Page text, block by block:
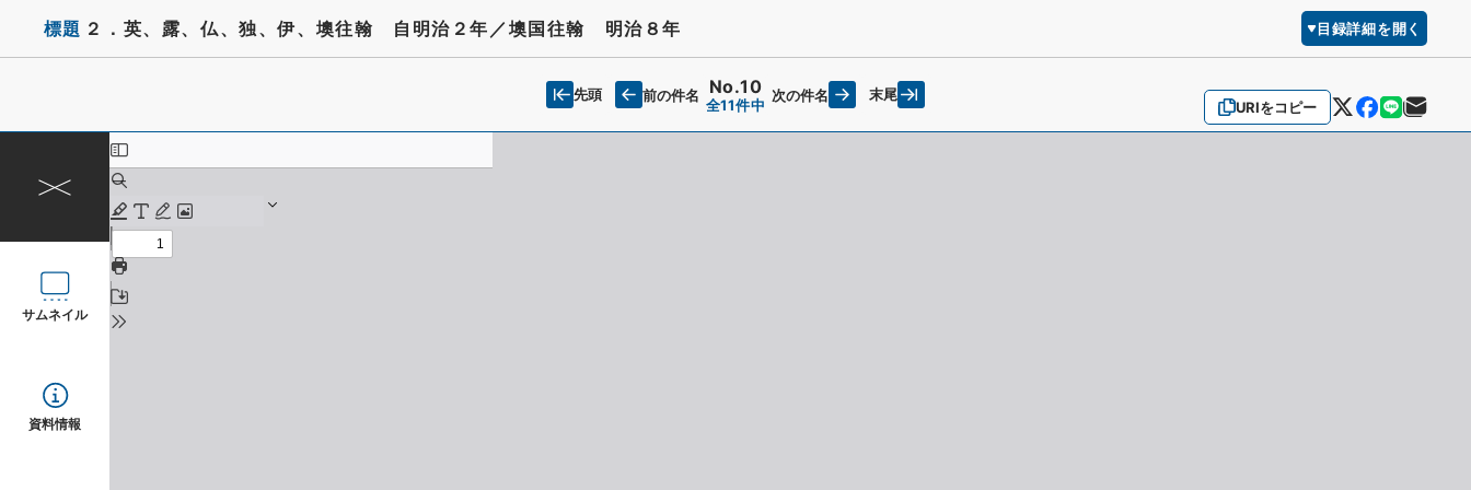
標題 ２．英、露、仏、独、伊、墺往翰 自明治２年／墺国往翰 明治８年 目録詳細を開く
URIをコピー
先頭 前の件名 No.10
全11件中
次の件名 末尾
サムネイル
資料情報